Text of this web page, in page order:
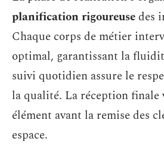
planification rigoureusedes
Chaque corps de métier
optimal, garantissant la
suivi quotidien assure le
la qualité. La réception finale
élément avant la remise des
espace.